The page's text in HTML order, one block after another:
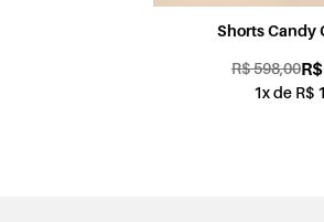
Shorts Candy
R$ 598,00
1x de R$